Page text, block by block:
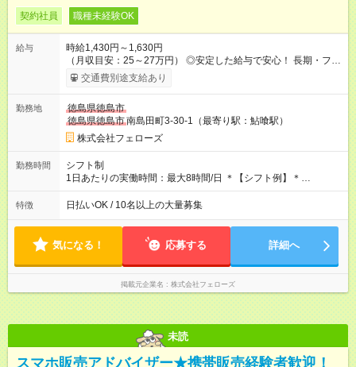
契約社員 職種未経験OK
給与
時給1,430円～1,630円
（月収目安：25～27万円） ◎安定した給与で安心！ 長期・フル
タイムで勤務いただける方にお越しいただきたいと思っていま
す。シフトが削られることはないので、安定した給与が入りま
たいという人もいると思います。このあたりは柔軟に対応する
ので、お気軽にご相談ください！ ※2ヶ月の試用期間がありま
す。その間の給与・待遇に変更はありません。 【試用期間】試
用期間あり 試用期間の長さ：2ヶ月 雇用形態、給与は本採用時
と同じです。
交通費別途支給あり
勤務地
徳島県徳島市
徳島県徳島市南島田町3-30-1（最寄り駅：鮎喰駅）
株式会社フェローズ
勤務時間
シフト制
1日あたりの実働時間：最大8時間/日 ＊【シフト例】＊
(1) 10:00～19:00 (2) 11:00～20:00 (3) 12:00～21:00 など ◎
いずれも実働8時間・休憩1時間です。中抜けシフトなどはあり
たい」などあれば相談に応じますのでおっしゃってください！
特徴 日払いOK / 10名以上の大量募集
気になる！ 応募する 詳細へ
掲載元企業名 株式会社フェローズ
未読
スマホ販売アドバイザー★携帯販売経験者歓迎！